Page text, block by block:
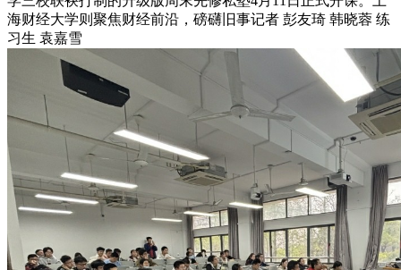
海财经大学则聚焦财经前沿，磅礴旧事记者 彭友琦 韩晓蓉 练
习生 袁嘉雪